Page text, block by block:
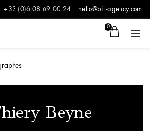
+33 (0)6 08 69 00 24 | hello@bitl-agency.com
0
Beyne